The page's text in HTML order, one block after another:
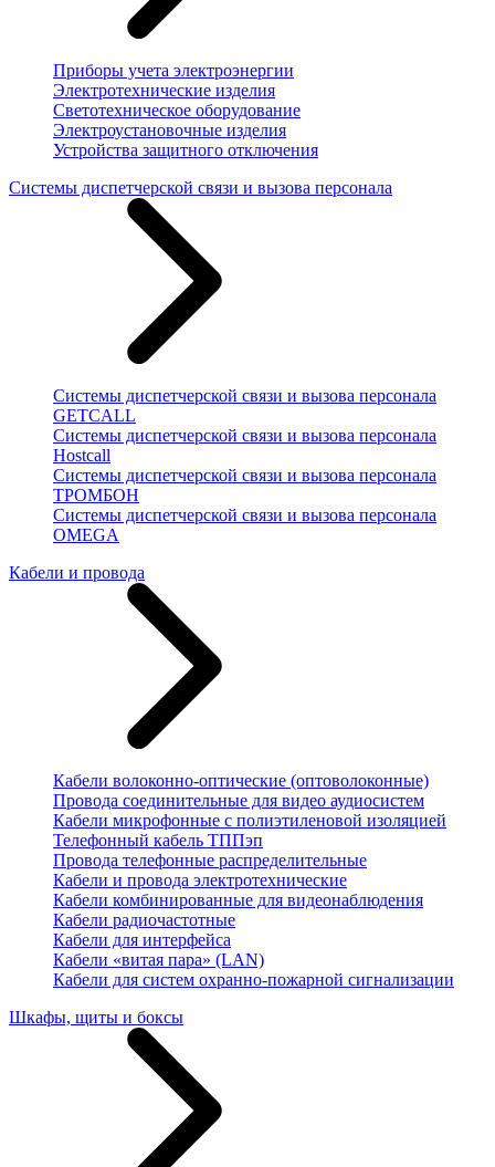
Приборы учета электроэнергии
Электротехнические изделия
Светотехническое оборудование
Электроустановочные изделия
Устройства защитного отключения
Системы диспетчерской связи и вызова персонала
Системы диспетчерской связи и вызова персонала
GETCALL
Системы диспетчерской связи и вызова персонала
Hostcall
Системы диспетчерской связи и вызова персонала
ТРОМБОН
Системы диспетчерской связи и вызова персонала
OMEGA
Кабели и провода
Кабели волоконно-оптические (оптоволоконные)
Провода соединительные для видео аудиосистем
Кабели микрофонные с полиэтиленовой изоляцией
Телефонный кабель ТППэп
Провода телефонные распределительные
Кабели и провода электротехнические
Кабели комбинированные для видеонаблюдения
Кабели радиочастотные
Кабели для интерфейса
Кабели «витая пара» (LAN)
Кабели для систем охранно-пожарной сигнализации
Шкафы, щиты и боксы